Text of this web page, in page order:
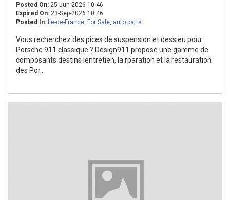
Posted On: 25-Jun-2026 10:46
Expired On: 23-Sep-2026 10:46
Posted In:
Île-de-France, For Sale, auto parts
Vous recherchez des pices de suspension et dessieu pour
Porsche 911 classique ? Design911 propose une gamme de
composants destins lentretien, la rparation et la restauration
des Por...